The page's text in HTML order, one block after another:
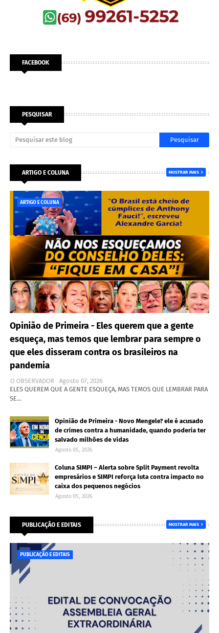
FACEBOOK
PESQUISAR
ARTIGO E COLUNA MOSTRAR MAIS
ARTIGO E COLUNA
Opinião de Primeira - Eles querem que a gente
esqueça, mas temos que lembrar para sempre o
que eles disseram contra os brasileiros na
pandemia
O OBSERVADOR
Agosto 07, 2026
ELES QUEREM QUE A GENTE ESQUEÇA, MAS TEMOS QUE LEMBRAR PARA
SE…
Opinião de Primeira - Novo Mengele? ele é acusado
de crimes contra a humanidade, quando poderia ter
salvado milhões de vidas
Agosto 05, 2026
Coluna SIMPI – Alerta sobre Split Payment revolta
empresários e SIMPI reforça luta contra impacto no
caixa dos pequenos negócios
Agosto 05, 2026
PUBLICAÇÃO E EDITAIS MOSTRAR MAIS
PUBLICAÇÃO E EDITAIS